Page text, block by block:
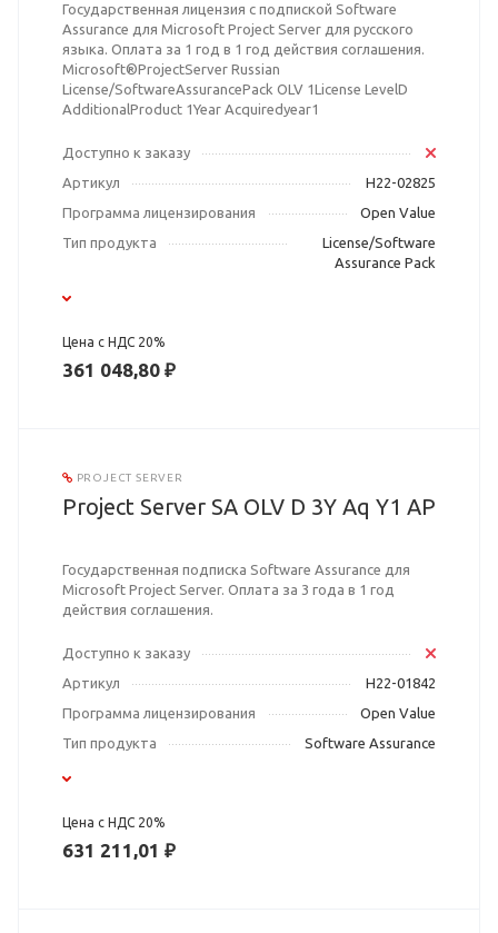
Государственная лицензия с подпиской Software
Assurance для Microsoft Project Server для русского
языка. Оплата за 1 год в 1 год действия соглашения.
Microsoft®ProjectServer Russian
License/SoftwareAssurancePack OLV 1License LevelD
AdditionalProduct 1Year Acquiredyear1
Доступно к заказу
Артикул
H22-02825
Программа лицензирования
Open Value
Тип продукта
License/Software
Assurance Pack
Цена с НДС 20%
361 048,80 ₽
PROJECT SERVER
Project Server SA OLV D 3Y Aq Y1 AP
Государственная подписка Software Assurance для
Microsoft Project Server. Оплата за 3 года в 1 год
действия соглашения.
Доступно к заказу
Артикул
H22-01842
Программа лицензирования
Open Value
Тип продукта
Software Assurance
Цена с НДС 20%
631 211,01 ₽